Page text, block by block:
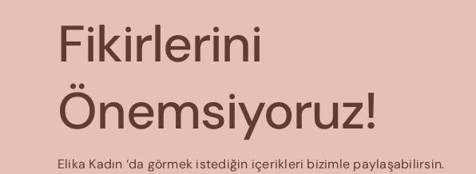
Fikirlerini
Önemsiyoruz!
Elika Kadın ‘da görmek istediğin içerikleri bizimle paylaşabilirsin.